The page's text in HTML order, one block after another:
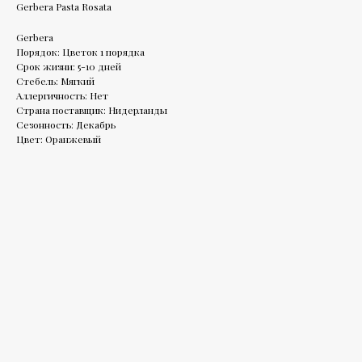
Gerbera Pasta Rosata
Gerbera
Порядок: Цветок 1 порядка
Срок жизни: 5-10 дней
Стебель: Мягкий
Аллергичность: Нет
Страна поставщик: Нидерланды
Сезонность: Декабрь
Цвет: Оранжевый